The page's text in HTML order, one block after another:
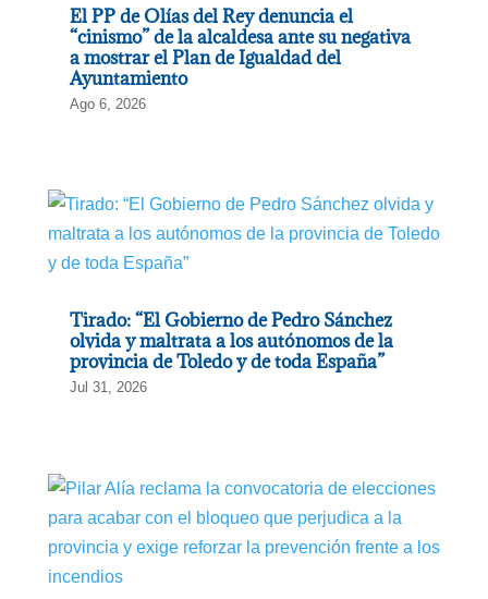
El PP de Olías del Rey denuncia el
“cinismo” de la alcaldesa ante su negativa
a mostrar el Plan de Igualdad del
Ayuntamiento
Ago 6, 2026
Tirado: “El Gobierno de Pedro Sánchez
olvida y maltrata a los autónomos de la
provincia de Toledo y de toda España”
Jul 31, 2026